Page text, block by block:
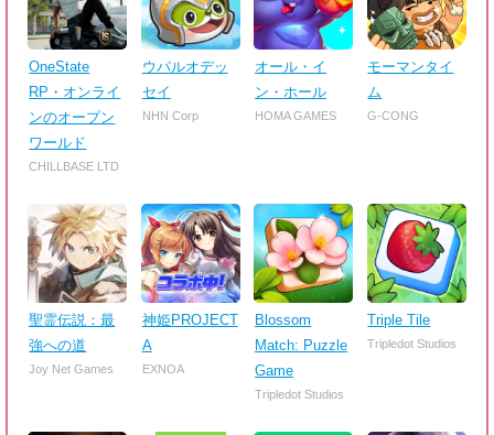
OneState
RP・オンライ
ンのオープン
ワールド
CHILLBASE LTD
ウパルオデッ
セイ
NHN Corp
オール・イ
ン・ホール
HOMA GAMES
モーマンタイ
ム
G-CONG
聖霊伝説：最
強への道
Joy Net Games
神姫PROJECT
A
EXNOA
Blossom
Match: Puzzle
Game
Tripledot Studios
Triple Tile
Tripledot Studios